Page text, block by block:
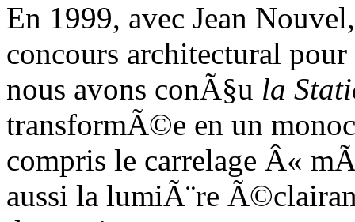
En 1999, avec Jean
concours architectural
nous avons conÃ§u la
transformÃ©e en un
compris le carrelage Â«
aussi la lumiÃ¨re